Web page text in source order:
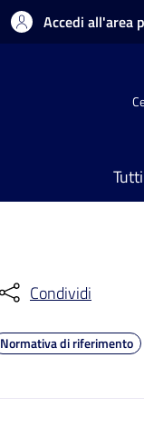
Accedi all'area
Condividi
Normativa di riferimento